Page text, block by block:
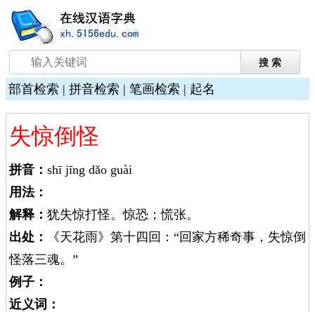
部首检索 | 拼音检索 | 笔画检索 | 起名
失惊倒怪
拼音： shī jīng dǎo guài
用法：
解释： 犹失惊打怪。惊恐；慌张。
出处：
《天花雨》第十四回：“回家方稀奇事，失惊倒
怪落三魂。”
例子：
近义词：